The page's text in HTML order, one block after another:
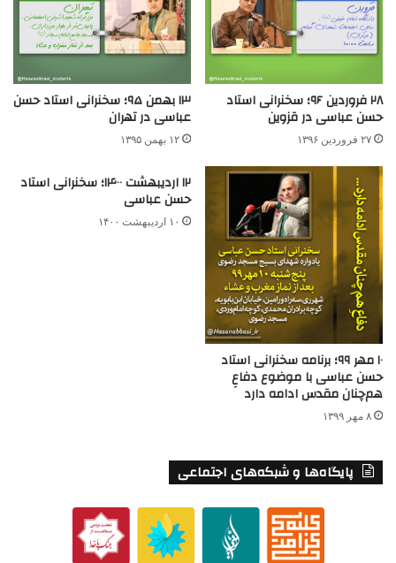
۲۸ فروردین ۹۶؛ سخنرانی استاد
حسن عباسی در قزوین
۲۷ فروردین ۱۳۹۶
۱۳ بهمن ۹۵؛ سخنرانی استاد حسن
عباسی در تهران
۱۲ بهمن ۱۳۹۵
۱۰ مهر ۹۹؛ برنامه سخنرانی استاد
حسن عباسی با موضوع دفاعِ
هم‌چنان مقدس ادامه دارد
۸ مهر ۱۳۹۹
۱۲ اردیبهشت ۱۴۰۰؛ سخنرانی استاد
حسن عباسی
۱۰ اردیبهشت ۱۴۰۰
پایگاه‌ها و شبکه‌های اجتماعی